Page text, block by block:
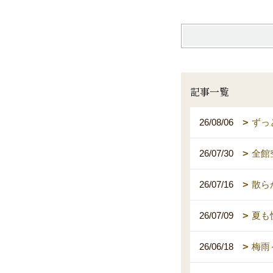
記事一覧
26/08/06 ずっ
26/07/30 全館
26/07/16 散ら
26/07/09 夏も
26/06/18 梅雨